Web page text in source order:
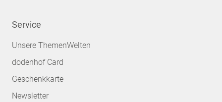
Service
Unsere ThemenWelten
dodenhof Card
Geschenkkarte
Newsletter